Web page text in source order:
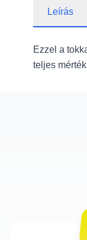
Leírás
Ezzel a
teljes